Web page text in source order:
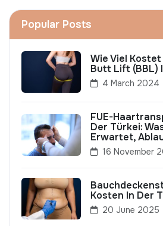
Popular Posts
Wie Viel
Butt Lift (BBL)
4 March 2024
FUE-
Der Türkei:
Erwartet,
16 November
Kosten In Der
20 June 2025